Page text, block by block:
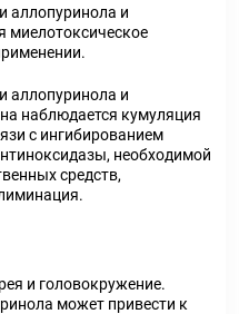
аллопуринола и
миелотоксическое
аллопуринола и
наблюдается кумуляция
с ингибированием
необходимой
средств,
и головокружение.
может привести к